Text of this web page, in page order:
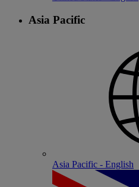
Asia Pacific
Asia Pacific - English